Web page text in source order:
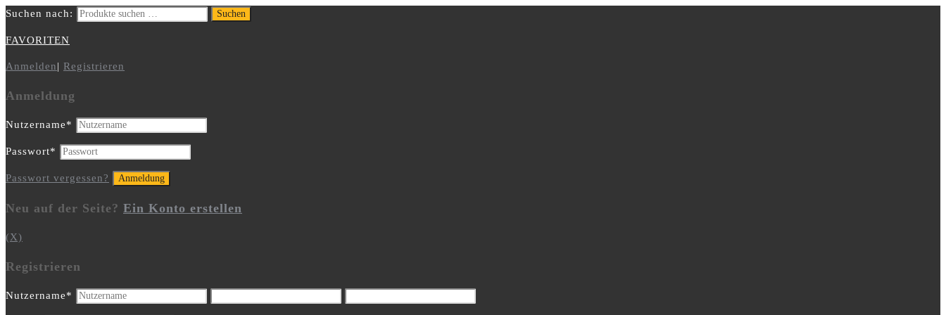
Suchen nach: Suchen
FAVORITEN
Anmelden| Registrieren
Anmeldung
Nutzername*
Passwort*
Passwort vergessen?
Neu auf der Seite? Ein Konto erstellen
(X)
Registrieren
Nutzername*